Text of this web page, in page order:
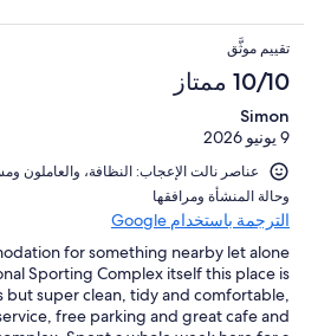
تقييم موثَّق
10/10 ممتاز
Simon
9 يونيو 2026
و⁦حالة المنشأة ومرافقها⁩
الترجمة باستخدام Google
for something nearby let alone
Sporting Complex itself this place is
but super clean, tidy and comfortable,
free parking and great cafe and